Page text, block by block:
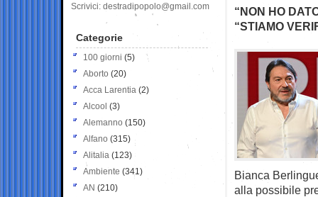
“NON HO
“STIAMO
Bianca
alla possibile
Scrivici: destradipopolo@gmail.com
Categorie
100 giorni (5)
Aborto (20)
Acca Larentia (2)
Alcool (3)
Alemanno (150)
Alfano (315)
Alitalia (123)
Ambiente (341)
AN (210)